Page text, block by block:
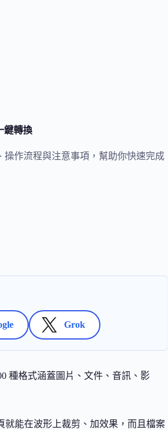
鍵轉換
操作流程與注意事項，幫助你快速完成
Grok
種格式涵蓋圖片、文件、音訊、影
就能在波形上裁剪、加效果，而且檔案